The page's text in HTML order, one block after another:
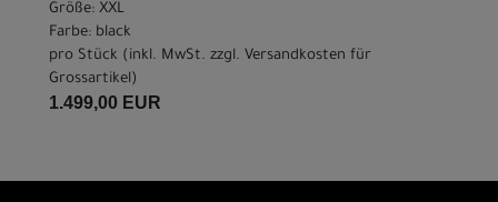
Größe: XXL
Farbe: black
pro Stück (inkl. MwSt. zzgl. Versandkosten für
Grossartikel)
1.499,00 EUR